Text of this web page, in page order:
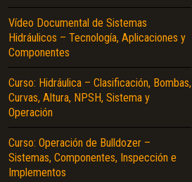
Vídeo Documental de Sistemas
Hidráulicos – Tecnología, Aplicaciones y
Componentes
Curso: Hidráulica – Clasificación, Bombas,
Curvas, Altura, NPSH, Sistema y
Operación
Curso: Operación de Bulldozer –
Sistemas, Componentes, Inspección e
Implementos